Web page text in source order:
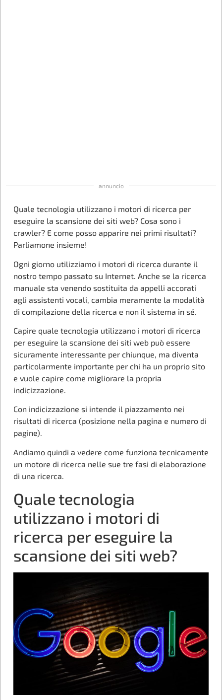
annuncio
Quale tecnologia utilizzano i motori di ricerca per
eseguire la scansione dei siti web? Cosa sono i
crawler? E come posso apparire nei primi risultati?
Parliamone insieme!
Ogni giorno utilizziamo i motori di ricerca durante il
nostro tempo passato su Internet. Anche se la ricerca
manuale sta venendo sostituita da appelli accorati
agli assistenti vocali, cambia meramente la modalità
di compilazione della ricerca e non il sistema in sé.
Capire quale tecnologia utilizzano i motori di ricerca
per eseguire la scansione dei siti web può essere
sicuramente interessante per chiunque, ma diventa
particolarmente importante per chi ha un proprio sito
e vuole capire come migliorare la propria
indicizzazione.
Con indicizzazione si intende il piazzamento nei
risultati di ricerca (posizione nella pagina e numero di
pagine).
Andiamo quindi a vedere come funziona tecnicamente
un motore di ricerca nelle sue tre fasi di elaborazione
di una ricerca.
Quale tecnologia
utilizzano i motori di
ricerca per eseguire la
scansione dei siti web?